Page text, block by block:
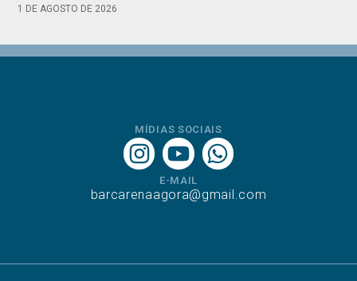
1 DE AGOSTO DE 2026
MÍDIAS SOCIAIS
E-MAIL
barcarenaagora@gmail.com